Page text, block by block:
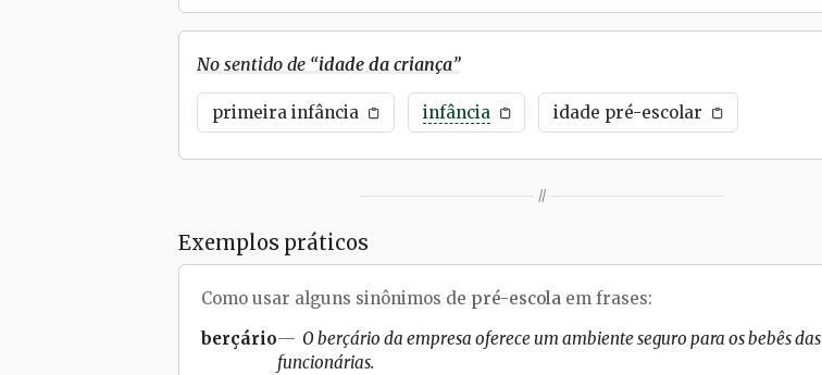
No sentido de “idade da criança”
primeira infância infância idade pré-escolar
//
Exemplos práticos
Como usar alguns sinônimos de pré-escola em frases:
berçário
O berçário da empresa oferece um ambiente seguro para os bebês das
funcionárias.